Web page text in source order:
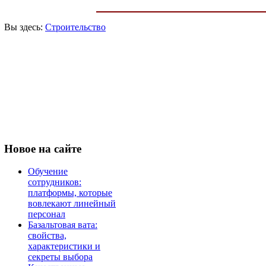
Вы здесь: Строительство
Новое на сайте
Обучение
сотрудников:
платформы, которые
вовлекают линейный
персонал
Базальтовая вата:
свойства,
характеристики и
секреты выбора